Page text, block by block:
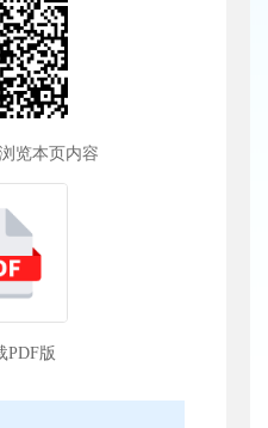
览本页内容
PDF版